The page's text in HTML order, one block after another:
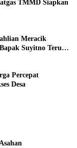
TMMD Siapkan
Meracik
Suyitno Terus
Percepat
Desa